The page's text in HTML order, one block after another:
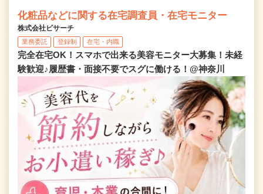
化粧品などに関する在宅調査員・在宅モニター
株式会社ビサーチ
業務委託 登録制 在宅・内職
完全在宅OK！スマホで出来る美容モニター大募集！未経
験歓迎♪履歴書・面接不要でスグに働ける！@神奈川